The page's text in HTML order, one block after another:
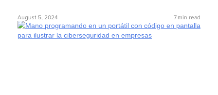
August 5, 2024 7min read